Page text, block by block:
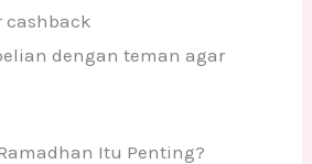
cashback
dengan teman agar
Itu Penting?